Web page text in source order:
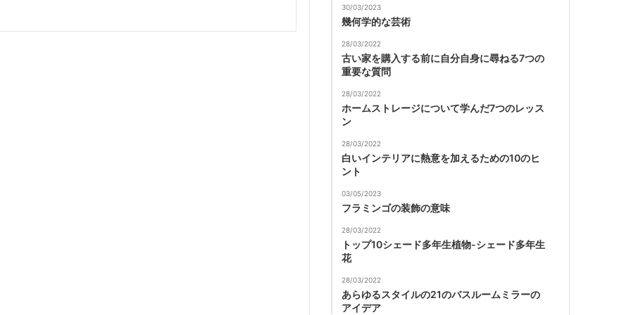
30/03/2023
幾何学的な芸術
28/03/2022
古い家を購入する前に自分自身に尋ねる7つの
重要な質問
28/03/2022
ホームストレージについて学んだ7つのレッス
ン
28/03/2022
白いインテリアに熱意を加えるための10のヒ
ント
03/05/2023
フラミンゴの装飾の意味
28/03/2022
トップ10シェード多年生植物-シェード多年生
花
28/03/2022
あらゆるスタイルの21のバスルームミラーの
アイデア